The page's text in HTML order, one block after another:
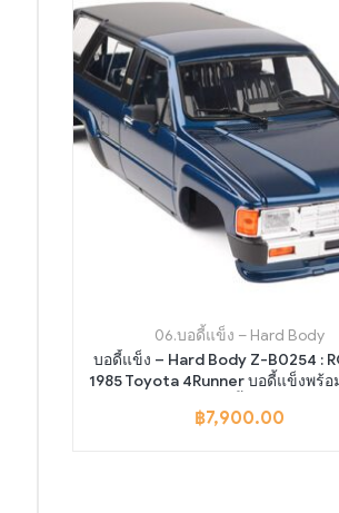
06.บอดี้แข็ง – Hard Body
บอดี้แข็ง – Hard Body Z-B0254 :
1985 Toyota 4Runner บอดี้แข็งพร้อ
฿7,900.00